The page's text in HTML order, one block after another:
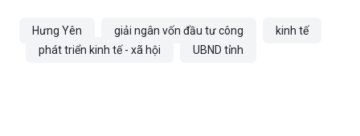
Hưng Yên giải ngân vốn đầu tư công
kinh tế
phát triển kinh tế - xã hội
UBND tỉnh